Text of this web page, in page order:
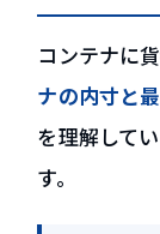
コンテナに
ナの内寸と
を理解して
す。